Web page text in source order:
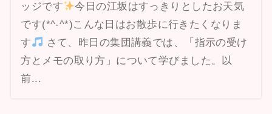
ッジです
今日の江坂はすっきりとしたお天気
です(*^-^*)こんな日はお散歩に行きたくなりま
す
さて、昨日の集団講義では、「指示の受け
方とメモの取り方」について学びました。以
前...